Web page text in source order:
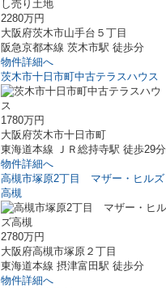
2280万円
大阪府茨木市山手台５丁目
阪急京都本線 茨木市駅 徒歩分
物件詳細へ
茨木市十日市町中古テラスハウス
1780万円
大阪府茨木市十日市町
東海道本線 ＪＲ総持寺駅 徒歩29分
物件詳細へ
高槻市塚原2丁目 マザー・ヒルズ
高槻
2780万円
大阪府高槻市塚原２丁目
東海道本線 摂津富田駅 徒歩分
物件詳細へ